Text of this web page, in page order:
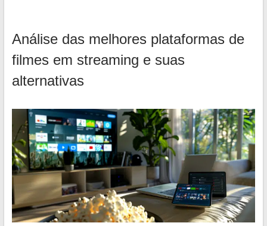
Análise das melhores plataformas de
filmes em streaming e suas
alternativas